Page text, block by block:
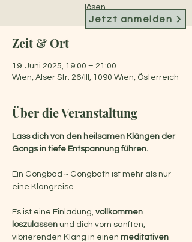
lösen.
Zeit & Ort
19. Juni 2025, 19:00 – 21:00
Wien, Alser Str. 26/III, 1090 Wien, Österreich
Über die Veranstaltung
Lass dich von den heilsamen Klängen der
Gongs in tiefe Entspannung führen.
Ein Gongbad ~ Gongbath ist mehr als nur
eine Klangreise.
Es ist eine Einladung, vollkommen
loszulassen und dich vom sanften,
vibrierenden Klang in einen meditativen
Jetzt anmelden